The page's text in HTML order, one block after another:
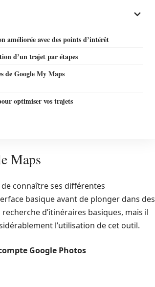
améliorée avec des points d’intérêt
d’un trajet par étapes
de Google My Maps
optimiser vos trajets
Maps
connaître ses différentes
basique avant de plonger dans des
d’itinéraires basiques, mais il
l’utilisation de cet outil.
Google Photos